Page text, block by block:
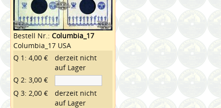
Bestell Nr.:Columbia_17
Columbia_17 USA
Q 1: 4,00 €
derzeit nicht
auf Lager
Q 2: 3,00 €
Q 3: 2,00 €
derzeit nicht
auf Lager